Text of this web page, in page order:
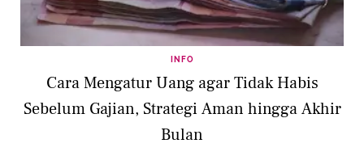
INFO
Cara Mengatur Uang agar Tidak Habis
Sebelum Gajian, Strategi Aman hingga Akhir
Bulan